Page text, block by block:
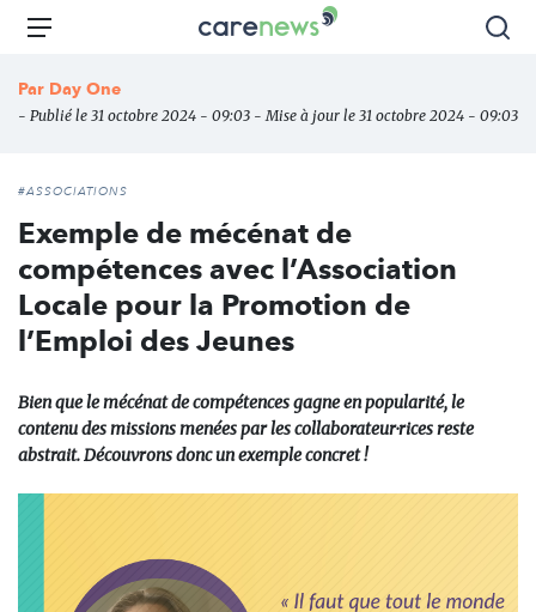
Aller
principal
Carenews,
des
Menu
Par Day One
- Publié le 31 octobre 2024 - 09:03 - Mise à jour le 31 octobre 2024 - 09:03
#ASSOCIATIONS
Exemple de mécénat de
compétences avec l’Association
Locale pour la Promotion de
l’Emploi des Jeunes
Bien que le mécénat de compétences gagne en popularité, le
contenu des missions menées par les collaborateur·rices reste
abstrait. Découvrons donc un exemple concret !